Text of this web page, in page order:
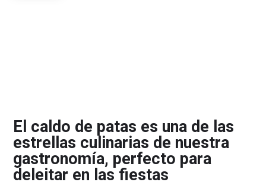
El caldo de patas es una de las
estrellas culinarias de nuestra
gastronomía, perfecto para
deleitar en las fiestas